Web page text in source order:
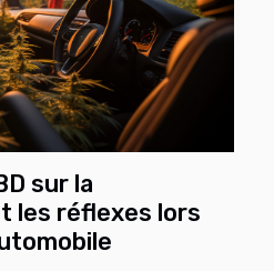
sur la
les réflexes lors